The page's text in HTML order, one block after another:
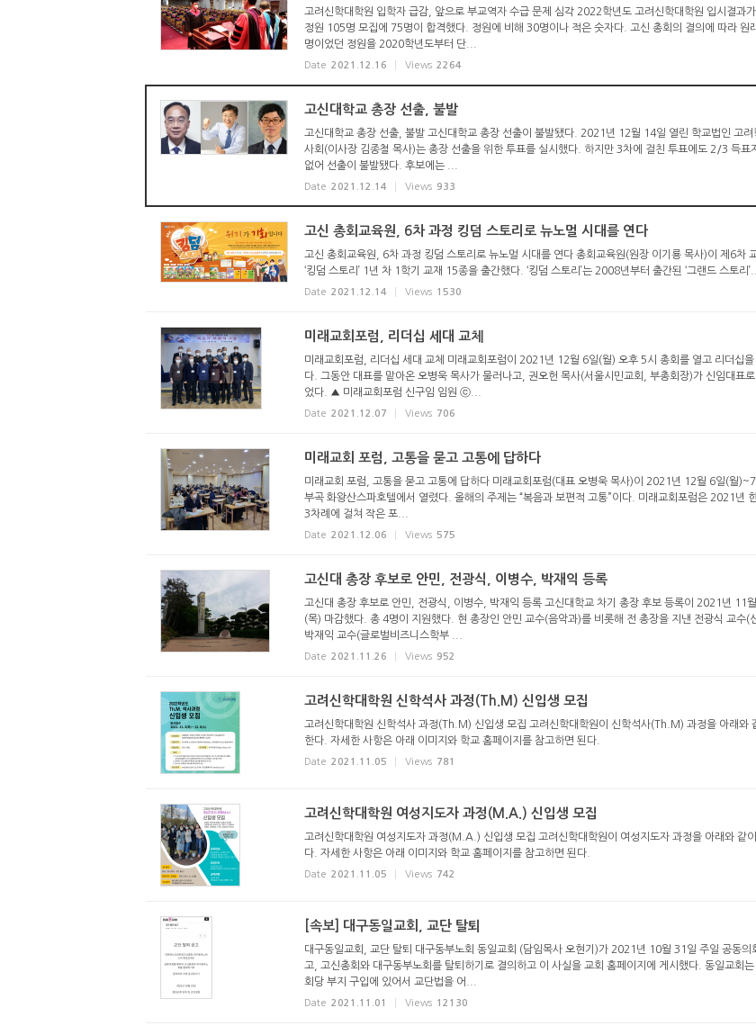
고려신학대학원 입학자 급감, 앞으로 부교역자 수급 문제 심각 2022학년도 고려신학대학원 입시결과가
정원 105명 모집에 75명이 합격했다. 정원에 비해 30명이나 적은 숫자다. 고신 총회의 결의에 따라 원
명이었던 정원을 2020학년도부터 단...
Date 2021.12.16 Views 2264
고신대학교 총장 선출, 불발
고신대학교 총장 선출, 불발 고신대학교 총장 선출이 불발됐다. 2021년 12월 14일 열린 학교법인 고려
사회(이사장 김종철 목사)는 총장 선출을 위한 투표를 실시했다. 하지만 3차에 걸친 투표에도 2/3 득표
없어 선출이 불발됐다. 후보에는 ...
Date 2021.12.14 Views 933
고신 총회교육원, 6차 과정 킹덤 스토리로 뉴노멀 시대를 연다
고신 총회교육원, 6차 과정 킹덤 스토리로 뉴노멀 시대를 연다 총회교육원(원장 이기룡 목사)이 제6차
‘킹덤 스토리’ 1년 차 1학기 교재 15종을 출간했다. ‘킹덤 스토리’는 2008년부터 출간된 ‘그랜드 스토리’...
Date 2021.12.14 Views 1530
미래교회포럼, 리더십 세대 교체
미래교회포럼, 리더십 세대 교체 미래교회포럼이 2021년 12월 6일(월) 오후 5시 총회를 열고 리더십을
다. 그동안 대표를 맡아온 오병욱 목사가 물러나고, 권오헌 목사(서울시민교회, 부총회장)가 신임대표로
었다. ▲ 미래교회포럼 신구임 임원 ⓒ...
Date 2021.12.07 Views 706
미래교회 포럼, 고통을 묻고 고통에 답하다
미래교회 포럼, 고통을 묻고 고통에 답하다 미래교회포럼(대표 오병욱 목사)이 2021년 12월 6일(월)~7
부곡 화왕산스파호텔에서 열렸다. 올해의 주제는 “복음과 보편적 고통”이다. 미래교회포럼은 2021년
3차례에 걸쳐 작은 포...
Date 2021.12.06 Views 575
고신대 총장 후보로 안민, 전광식, 이병수, 박재익 등록
고신대 총장 후보로 안민, 전광식, 이병수, 박재익 등록 고신대학교 차기 총장 후보 등록이 2021년 11
(목) 마감했다. 총 4명이 지원했다. 현 총장인 안민 교수(음악과)를 비롯해 전 총장을 지낸 전광식 교수(
박재익 교수(글로벌비즈니스학부 ...
Date 2021.11.26 Views 952
고려신학대학원 신학석사 과정(Th.M) 신입생 모집
고려신학대학원 신학석사 과정(Th.M) 신입생 모집 고려신학대학원이 신학석사(Th.M) 과정을 아래와
한다. 자세한 사항은 아래 이미지와 학교 홈페이지를 참고하면 된다.
Date 2021.11.05 Views 781
고려신학대학원 여성지도자 과정(M.A.) 신입생 모집
고려신학대학원 여성지도자 과정(M.A.) 신입생 모집 고려신학대학원이 여성지도자 과정을 아래와 같
다. 자세한 사항은 아래 이미지와 학교 홈페이지를 참고하면 된다.
Date 2021.11.05 Views 742
[속보] 대구동일교회, 교단 탈퇴
대구동일교회, 교단 탈퇴 대구동부노회 동일교회 (담임목사 오현기)가 2021년 10월 31일 주일 공동의
고, 고신총회와 대구동부노회를 탈퇴하기로 결의하고 이 사실을 교회 홈페이지에 게시했다. 동일교회는
회당 부지 구입에 있어서 교단법을 어...
Date 2021.11.01 Views 12130